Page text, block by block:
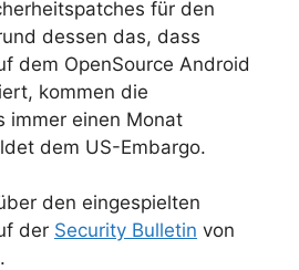
für den
dessen das, dass
dem OpenSource Android
kommen die
immer einen Monat
dem US-Embargo.
den eingespielten
der Security Bulletin von